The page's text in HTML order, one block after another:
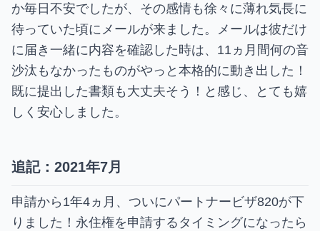
か毎日不安でしたが、その感情も徐々に薄れ気長に
待っていた頃にメールが来ました。メールは彼だけ
に届き一緒に内容を確認した時は、11ヵ月間何の音
沙汰もなかったものがやっと本格的に動き出した！
既に提出した書類も大丈夫そう！と感じ、とても嬉
しく安心しました。
追記：2021年7月
申請から1年4ヵ月、ついにパートナービザ820が下
りました！永住権を申請するタイミングになったら